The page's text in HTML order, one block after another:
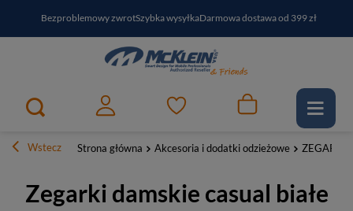
Bezproblemowy zwrotSzybka wysyłkaDarmowa dostawa od 399 zł
PayPo - kup i zapłać za30 dniZapisz się do newslettera i odbierz RABAT
Wstecz Strona główna Akcesoria i dodatki odzieżowe ZEGARKI
Zegarki damskie casual białe